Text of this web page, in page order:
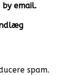
email.
spam.